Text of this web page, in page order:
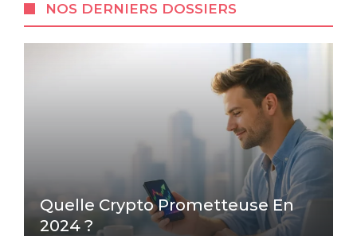
NOS DERNIERS DOSSIERS
Quelle Crypto Prometteuse En
2024 ?